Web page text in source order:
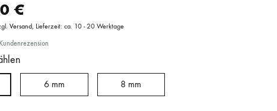
Loft
Loft
Ornament ESG
€
Versand Lieferzeit: ca. 10 - 20 Werktage
Kundenrezension
6 mm 8 mm